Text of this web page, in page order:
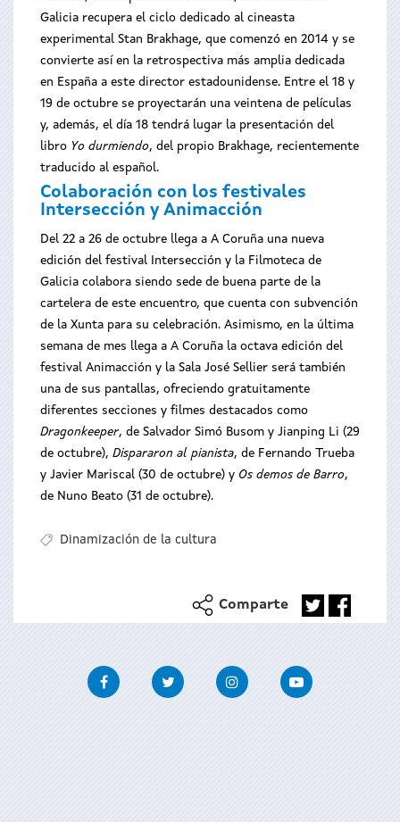
Galicia recupera el ciclo dedicado al cineasta
experimental Stan Brakhage, que comenzó en 2014 y se
convierte así en la retrospectiva más amplia dedicada
en España a este director estadounidense. Entre el 18 y
19 de octubre se proyectarán una veintena de películas
y, además, el día 18 tendrá lugar la presentación del
libro Yo durmiendo, del propio Brakhage, recientemente
traducido al español.
Colaboración con los festivales
Intersección y Animacción
Del 22 a 26 de octubre llega a A Coruña una nueva
edición del festival Intersección y la Filmoteca de
Galicia colabora siendo sede de buena parte de la
cartelera de este encuentro, que cuenta con subvención
de la Xunta para su celebración. Asimismo, en la última
semana de mes llega a A Coruña la octava edición del
festival Animacción y la Sala José Sellier será también
una de sus pantallas, ofreciendo gratuitamente
diferentes secciones y filmes destacados como
Dragonkeeper, de Salvador Simó Busom y Jianping Li (29
de octubre), Dispararon al pianista, de Fernando Trueba
y Javier Mariscal (30 de octubre) y Os demos de Barro,
de Nuno Beato (31 de octubre).
Dinamización de la cultura
Comparte
FacebookTwitter InstagramYoutube